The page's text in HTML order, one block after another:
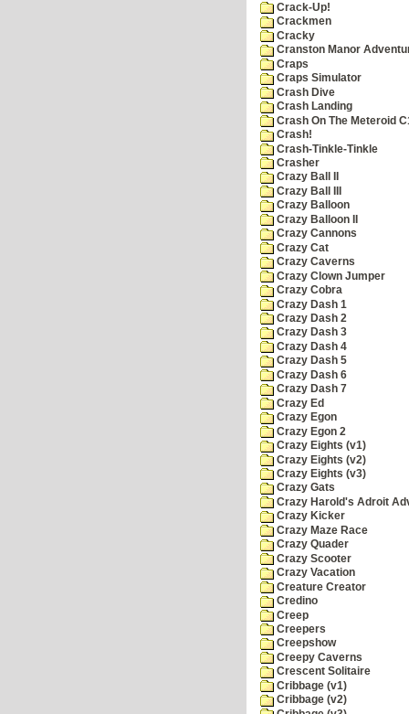
Crack-Up!
Crackmen
Cracky
Cranston Manor
Craps
Craps Simulator
Crash Dive
Crash Landing
Crash On The Meteroid
Crash!
Crash-Tinkle-Tinkle
Crasher
Crazy Ball II
Crazy Ball III
Crazy Balloon
Crazy Balloon II
Crazy Cannons
Crazy Cat
Crazy Caverns
Crazy Clown Jumper
Crazy Cobra
Crazy Dash 1
Crazy Dash 2
Crazy Dash 3
Crazy Dash 4
Crazy Dash 5
Crazy Dash 6
Crazy Dash 7
Crazy Ed
Crazy Egon
Crazy Egon 2
Crazy Eights (v1)
Crazy Eights (v2)
Crazy Eights (v3)
Crazy Gats
Crazy Harold's Adroit
Crazy Kicker
Crazy Maze Race
Crazy Quader
Crazy Scooter
Crazy Vacation
Creature Creator
Credino
Creep
Creepers
Creepshow
Creepy Caverns
Crescent Solitaire
Cribbage (v1)
Cribbage (v2)